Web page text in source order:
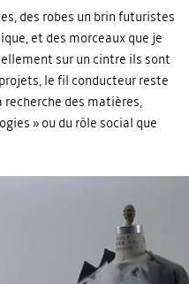
des robes un brin futuristes
et des morceaux que je
sur un cintre ils sont
le fil conducteur reste
des matières,
» ou du rôle social que